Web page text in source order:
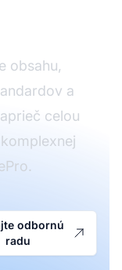
obsahu,
a
celou
odbornú
radu